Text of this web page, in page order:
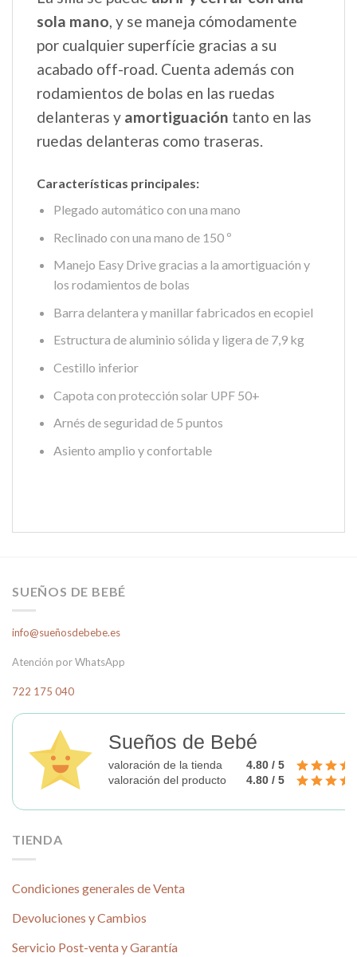
sola mano, y se maneja cómodamente
por cualquier superfície gracias a su
acabado off-road. Cuenta además con
rodamientos de bolas en las ruedas
delanteras y amortiguación tanto en las
ruedas delanteras como traseras.
Características principales:
Plegado automático con una mano
Reclinado con una mano de 150 º
Manejo Easy Drive gracias a la amortiguación y
los rodamientos de bolas
Barra delantera y manillar fabricados en ecopiel
Estructura de aluminio sólida y ligera de 7,9 kg
Cestillo inferior
Capota con protección solar UPF 50+
Arnés de seguridad de 5 puntos
Asiento amplio y confortable
SUEÑOS DE BEBÉ
info@sueñosdebebe.es
Atención por WhatsApp
722 175 040
Sueños de Bebé
valoración de la tienda
4.80 / 5
valoración del producto
4.80 / 5
TIENDA
Condiciones generales de Venta
Devoluciones y Cambios
Servicio Post-venta y Garantía